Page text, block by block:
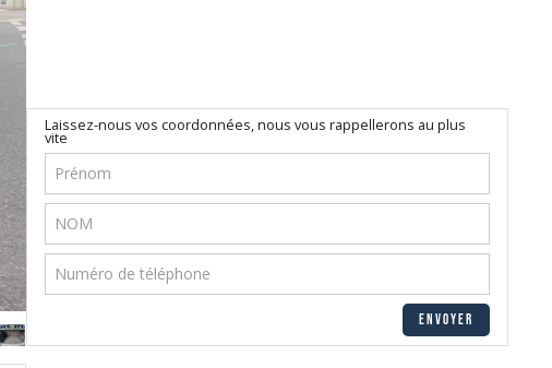
Laissez-nous vos coordonnées, nous vous rappellerons au plus
vite